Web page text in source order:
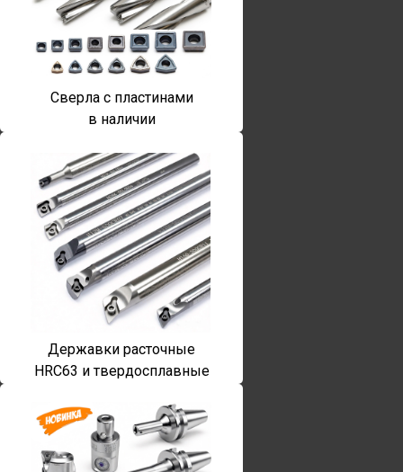
Сверла с пластинами
в наличии
Державки расточные
HRC63 и твердосплавные